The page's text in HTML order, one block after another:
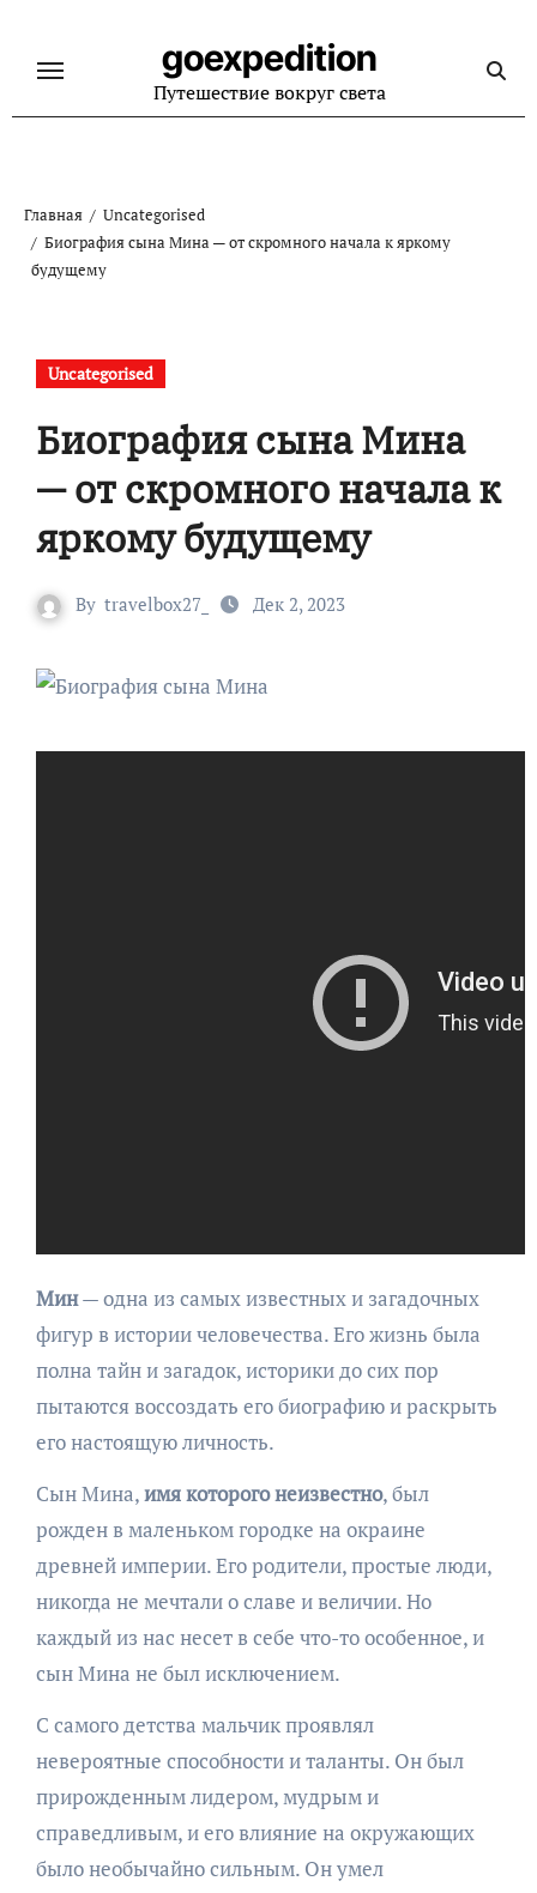
содержанию
goexpedition
Путешествие вокруг света
Главная
Uncategorised
Биография сына Мина — от скромного начала к яркому
будущему
Uncategorised
Биография сына Мина
— от скромного начала к
яркому будущему
By travelbox27_ Дек 2, 2023
Мин— одна из самых известных и загадочных
фигур в истории человечества. Его жизнь была
полна тайн и загадок, историки до сих пор
пытаются воссоздать его биографию и раскрыть
его настоящую личность.
Сын Мина,имя которого неизвестно, был
рожден в маленьком городке на окраине
древней империи. Его родители, простые люди,
никогда не мечтали о славе и величии. Но
каждый из нас несет в себе что-то особенное, и
сын Мина не был исключением.
С самого детства мальчик проявлял
невероятные способности и таланты. Он был
прирожденным лидером, мудрым и
справедливым, и его влияние на окружающих
было необычайно сильным. Он умел